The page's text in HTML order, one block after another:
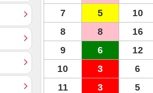
7
5 10
8
8 16
9
6 12
10
3 6
11
3 5